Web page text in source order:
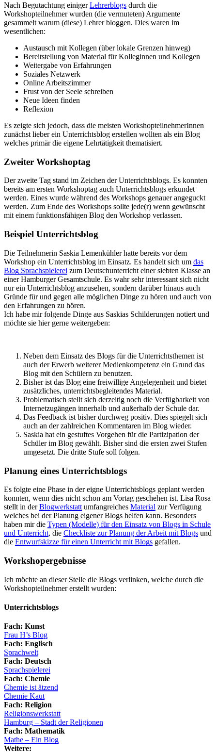
Nach Begutachtung einigerLehrerblogs durch die
Workshopteilnehmer wurden (die vermuteten) Argumente
gesammelt warum (diese) Lehrer bloggen. Dies waren im
wesentlichen:
Austausch mit Kollegen (über lokale Grenzen hinweg)
Bereitstellung von Material für Kolleginnen und Kollegen
Weitergabe von Erfahrungen
Soziales Netzwerk
Online Arbeitszimmer
Frust von der Seele schreiben
Neue Ideen finden
Reflexion
Es zeigte sich jedoch, dass die meisten WorkshopteilnehmerInnen
zunächst lieber ein Unterrichtsblog erstellen wollten als ein Blog
welches primär die eigene Lehrtätigkeit thematisiert.
Zweiter Workshoptag
Der zweite Tag stand im Zeichen der Unterrichtsblogs. Es konnten
bereits am ersten Workshoptag auch Unterrichtsblogs erkundet
werden. Eines wurde während des Workshops genauer angeguckt
werden. Zum Ende des Workshops sollte jede(r) wenn gewünscht
mit einem funktionsfähigen Blog den Workshop verlassen.
Beispiel Unterrichtsblog
Die Teilnehmerin Saskia Lemenkühler hatte bereits vor dem
Workshop ein Unterrichtsblog im Einsatz. Es handelt sich um das
Blog Sprachspielerei zum Deutschunterricht einer siebten Klasse an
einer Hamburger Gesamtschule. Es wahr sehr interessant sich nicht
nur ein Unterrichtsblog anzusehen, sondern darüber hinaus auch
Gründe für und gegen alle möglichen Dinge zu hören und auch von
den Erfahrungen zu hören.
Ich habe mir folgende Dinge aus Saskias Schilderungen notiert und
möchte sie hier gerne weitergeben:
Neben dem Einsatz des Blogs für die Unterrichtsthemen ist
auch der Erwerb weiterer Medienkompetenz ein Grund das
Blog mit den Schülern zu benutzen.
Bisher ist das Blog eine freiwillige Angelegenheit und bietet
zusätzliches, unterrichtsbegleitendes Material.
Problematisch stellt sich derzeitig noch die Verfügbarkeit von
Internetzugängen innerhalb und außerhalb der Schule dar.
Das Feedback ist bisher durchweg positiv. Dies spiegelt sich
auch an der zahlreichen Kommentaren im Blog wieder.
Saskia hat ein gestuftes Vorgehen für die Partizipation der
Schüler im Blog gewählt. Bisher sind die ersten zwei Stufen
umgesetzt. Die dritte Stufe soll folgen.
Planung eines Unterrichtsblogs
Es folgte eine Phase in der eigne Unterrichtsblogs geplant werden
konnten, wenn dies nicht schon am Vortag geschehen ist. Lisa Rosa
stellt in derBlogwerkstatt umfangreiches Material zur Verfügung
welches bei der Planung eigener Blogs helfen kann. Besonders
haben mir die Typen (Modelle) für den Einsatz von Blogs in Schule
und Unterricht, die Checkliste zur Planung der Arbeit mit Blogs und
die Entwurfskizze für einen Unterricht mit Blogs gefallen.
Workshopergebnisse
Ich möchte an dieser Stelle die Blogs verlinken, welche durch die
Workshopteilnehmer erstellt wurden:
Unterrichtsblogs
Fach: Kunst
Frau H’s Blog
Fach: Englisch
Sprachwelt
Fach: Deutsch
Sprachspielerei
Fach: Chemie
Chemie ist ätzend
Chemie Kaut
Fach: Religion
Religionswerkstatt
Hamburg – Stadt der Religionen
Fach: Mathematik
Mathe – Ein Blog
Weitere: